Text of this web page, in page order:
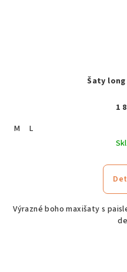
Šaty
1
M
L
Výrazné boho maxišaty s